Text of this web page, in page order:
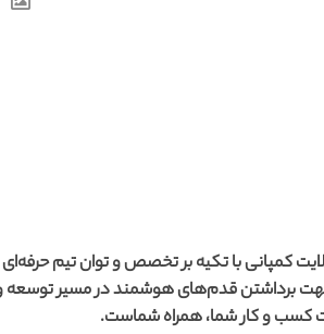
کمپانی با تکیه بر تخصص و توان تیم حرفه‌ای
برداشتن قدم‌های هوشمند در مسیر توسعه
کسب و کار شما، همراه شماست.